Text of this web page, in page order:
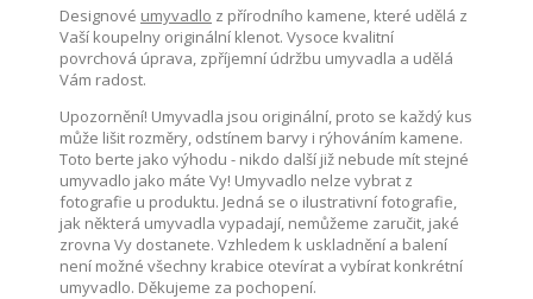
Designové umyvadlo z přírodního kamene, které udělá z
Vaší koupelny originální klenot. Vysoce kvalitní
povrchová úprava, zpříjemní údržbu umyvadla a udělá
Vám radost.
Upozornění! Umyvadla jsou originální, proto se každý kus
může lišit rozměry, odstínem barvy i rýhováním kamene.
Toto berte jako výhodu - nikdo další již nebude mít stejné
umyvadlo jako máte Vy! Umyvadlo nelze vybrat z
fotografie u produktu. Jedná se o ilustrativní fotografie,
jak některá umyvadla vypadají, nemůžeme zaručit, jaké
zrovna Vy dostanete. Vzhledem k uskladnění a balení
není možné všechny krabice otevírat a vybírat konkrétní
umyvadlo. Děkujeme za pochopení.